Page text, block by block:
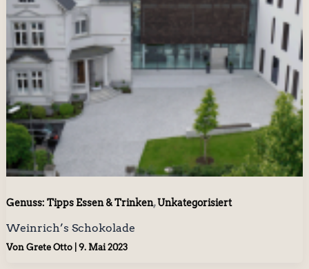
Genuss: Tipps Essen & Trinken,Unkategorisiert
Weinrich’s Schokolade
Von Grete Otto 9. Mai 2023